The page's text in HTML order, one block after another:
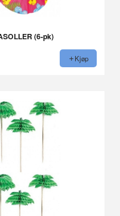
(6-pk)
Kjøp